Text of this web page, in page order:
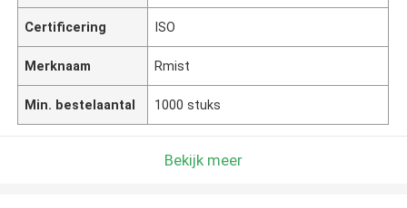
Certificering ISO
Merknaam Rmist
Min. bestelaantal 1000 stuks
Bekijk meer